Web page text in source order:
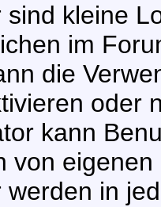
sind kleine
im
die
oder
kann
von
werden in